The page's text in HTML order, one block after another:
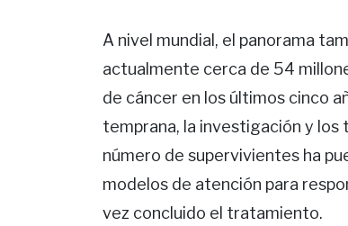
A nivel mundial, el panorama
actualmente cerca de 54
de cáncer en los últimos cinco
temprana, la investigación y
número de supervivientes ha
modelos de atención para
vez concluido el tratamiento.